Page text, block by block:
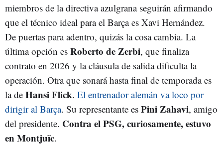
miembros de la directiva azulgrana seguirán afirmando
que el técnico ideal para el Barça es Xavi Hernández.
De puertas para adentro, quizás la cosa cambia. La
última opción es Roberto de Zerbi, que finaliza
contrato en 2026 y la cláusula de salida dificulta la
operación. Otra que sonará hasta final de temporada es
la de Hansi Flick. El entrenador alemán va loco por
dirigir al Barça. Su representante es Pini Zahavi, amigo
del presidente. Contra el PSG, curiosamente, estuvo
en Montjuïc.